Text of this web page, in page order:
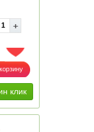
ДОБАВИТЬ В ИЗБРАННОЕ